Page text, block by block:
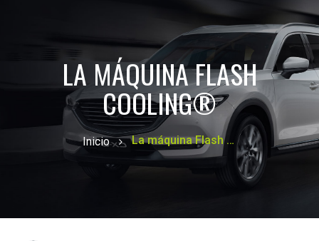
LA MÁQUINA FLASH
COOLING®
Inicio La máquina Flash Cooling®